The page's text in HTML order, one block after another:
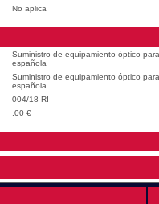
No aplica
Suministro de equipamiento óptico
española
Suministro de equipamiento óptico
española
004/18-RI
,00 €